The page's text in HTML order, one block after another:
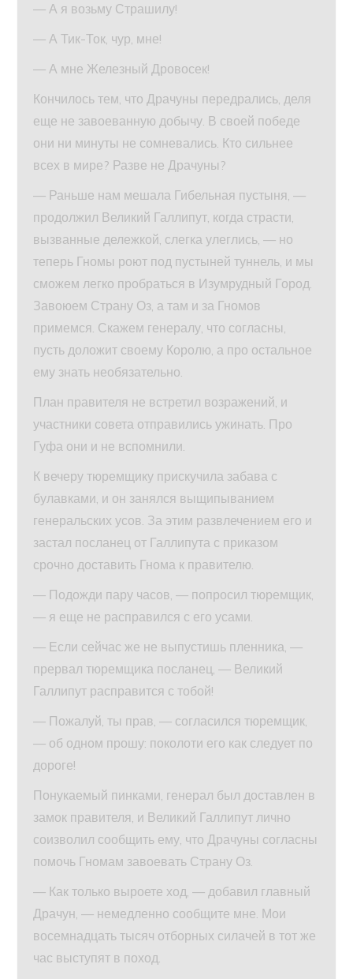
— А я возьму Страшилу!
— А Тик-Ток, чур, мне!
— А мне Железный Дровосек!
Кончилось тем, что Драчуны передрались, деля
еще не завоеванную добычу. В своей победе
они ни минуты не сомневались. Кто сильнее
всех в мире? Разве не Драчуны?
— Раньше нам мешала Гибельная пустыня, —
продолжил Великий Галлипут, когда страсти,
вызванные дележкой, слегка улеглись, — но
теперь Гномы роют под пустыней туннель, и мы
сможем легко пробраться в Изумрудный Город.
Завоюем Страну Оз, а там и за Гномов
примемся. Скажем генералу, что согласны,
пусть доложит своему Королю, а про остальное
ему знать необязательно.
План правителя не встретил возражений, и
участники совета отправились ужинать. Про
Гуфа они и не вспомнили.
К вечеру тюремщику прискучила забава с
булавками, и он занялся выщипыванием
генеральских усов. За этим развлечением его и
застал посланец от Галлипута с приказом
срочно доставить Гнома к правителю.
— Подожди пару часов, — попросил тюремщик,
— я еще не расправился с его усами.
— Если сейчас же не выпустишь пленника, —
прервал тюремщика посланец, — Великий
Галлипут расправится с тобой!
— Пожалуй, ты прав, — согласился тюремщик,
— об одном прошу: поколоти его как следует по
дороге!
Понукаемый пинками, генерал был доставлен в
замок правителя, и Великий Галлипут лично
соизволил сообщить ему, что Драчуны согласны
помочь Гномам завоевать Страну Оз.
— Как только выроете ход, — добавил главный
Драчун, — немедленно сообщите мне. Мои
восемнадцать тысяч отборных силачей в тот же
час выступят в поход.